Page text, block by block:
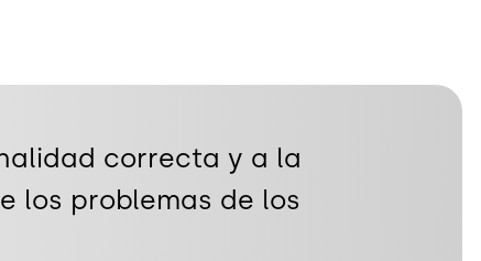
correcta y a la
los problemas de los